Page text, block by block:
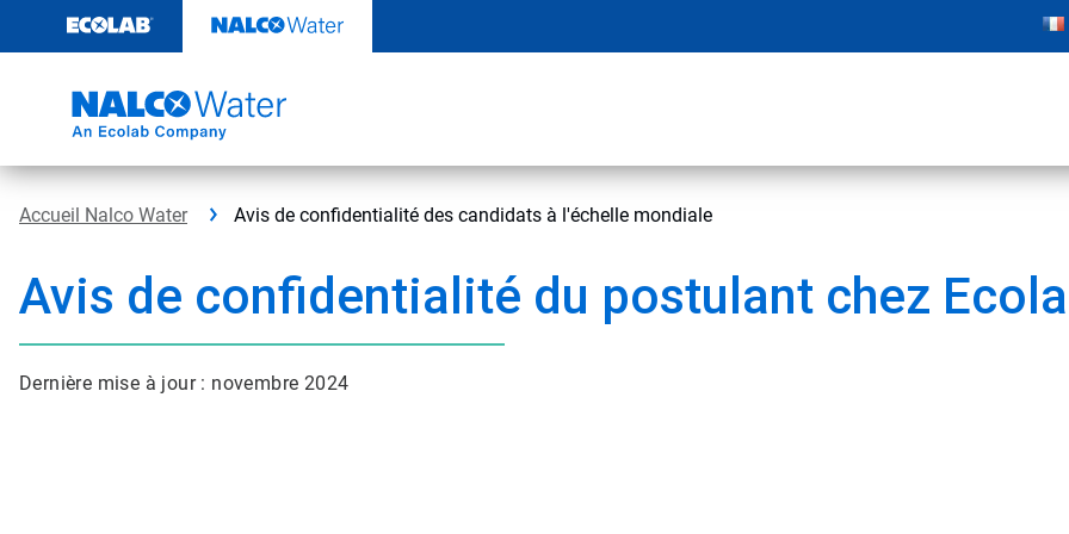
contenu
Accueil Nalco Water Avis de confidentialité des candidats à l'échelle mondiale
Avis de confidentialité du postulant chez
Dernière mise à jour : novembre 2024